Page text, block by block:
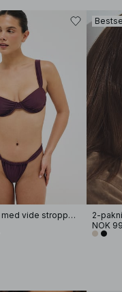
Bikini-BH med vide stropper og drapering
2-
NOK